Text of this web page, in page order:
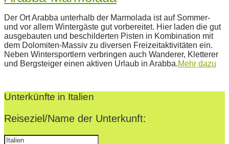
02-
23
Der Ort Arabba unterhalb der Marmolada ist auf Sommer-
und vor allem Wintergäste gut vorbereitet. Hier laden die gut
ausgebauten und beschilderten Pisten in Kombination mit
dem Dolomiten-Massiv zu diversen Freizeitaktivitäten ein.
Neben Wintersportlern verbringen auch Wanderer, Kletterer
und Bergsteiger einen aktiven Urlaub in Arabba.Mehr dazu
Unterkünfte in Italien
Reiseziel/Name der Unterkunft: